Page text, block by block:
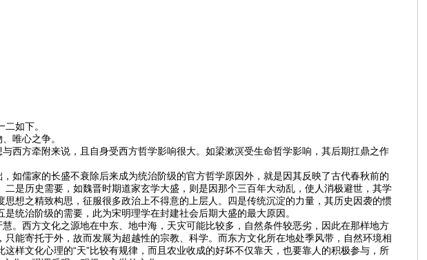
如下。
唯心之争。
方牵附来说，且自身受西方哲学影响很大。如梁漱溟受生命哲学影响，其后期扛鼎之作
儒家的长盛不衰除后来成为统治阶级的官方哲学原因外，就是因其反映了古代春秋前的
是历史需要，如魏晋时期道家玄学大盛，则是因那个三百年大动乱，使人消极避世，其学
想之精致构思，征服很多政治上不得意的上层人。四是传统沉淀的力量，其历史因袭的惯
统治阶级的需要，此为宋明理学在封建社会后期大盛的最大原因。
西方文化之源地在中东、地中海，天灾可能比较多，自然条件较恶劣，因此在那样地方
能寄托于外，故而发展为超越性的宗教、科学。而东方文化所在地处季风带，自然环境相
样文化心理的“天”比较有规律，而且农业收成的好坏不仅靠天，也要靠人的积极参与，所